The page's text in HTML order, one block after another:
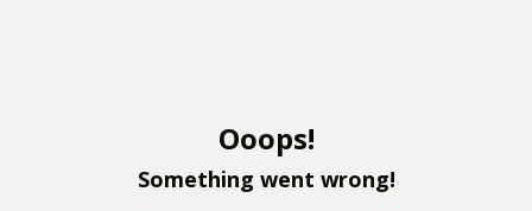
Ooops!
Something went wrong!